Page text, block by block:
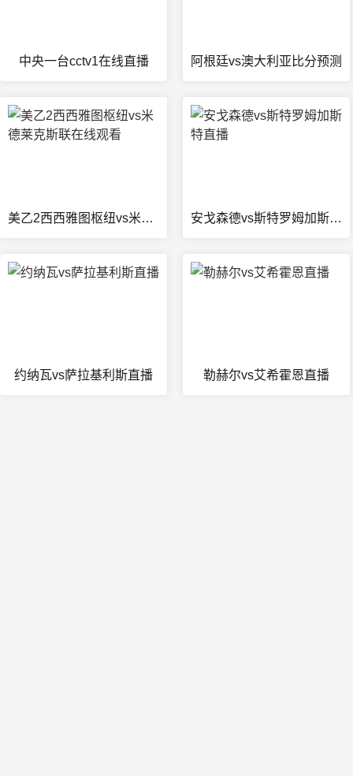
中央一台cctv1在线直播 阿根廷vs澳大利亚比分预测
美乙2西西雅图枢纽vs米德莱克斯联在线观看 安戈森德vs斯特罗姆加斯特直播
约纳瓦vs萨拉基利斯直播 勒赫尔vs艾希霍恩直播